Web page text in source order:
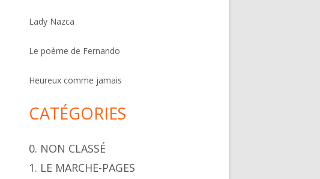
e
Lady Nazca
Le poème de Fernando
Heureux comme jamais
CATÉGORIES
0. NON CLASSÉ
1. LE MARCHE-PAGES